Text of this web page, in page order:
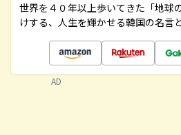
世界を４０年以上歩いてきた「地球
けする、人生を輝かせる韓国の名言
AD